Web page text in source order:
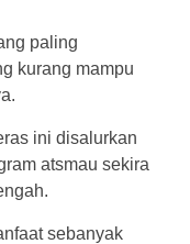
paling
kurang mampu
ini disalurkan
atsmau sekira
sebanyak